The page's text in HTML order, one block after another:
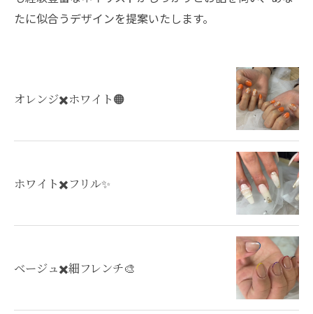
たに似合うデザインを提案いたします。
オレンジ✖️ホワイト🟠
ホワイト✖️フリル✨
ベージュ✖️細フレンチ🎨